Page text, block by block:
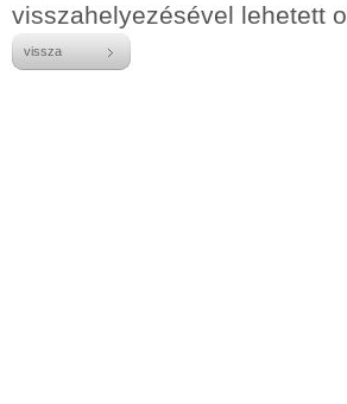
visszahelyezésével lehetett
vissza